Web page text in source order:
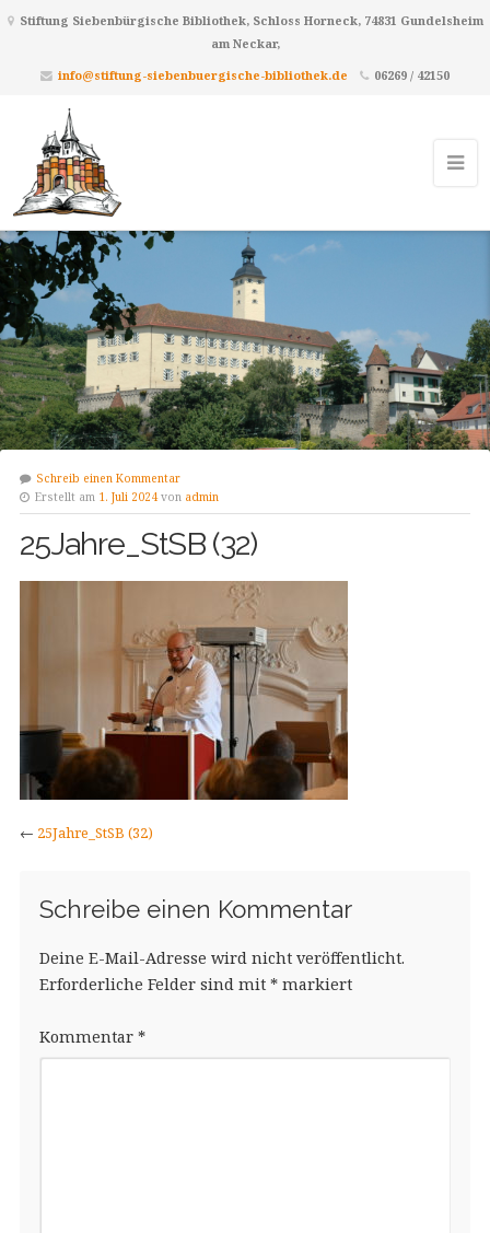
Stiftung Siebenbürgische Bibliothek, Schloss Horneck, 74831 Gundelsheim
am Neckar,
info@stiftung-siebenbuergische-bibliothek.de
06269 / 42150
Schreib einen Kommentar
Erstellt am 1. Juli 2024 von admin
25Jahre_StSB (32)
← 25Jahre_StSB (32)
Schreibe einen Kommentar
Deine E-Mail-Adresse wird nicht veröffentlicht.
Erforderliche Felder sind mit *markiert
Kommentar *